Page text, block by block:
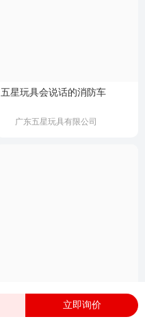
五星玩具会说话的消防车
广东五星玩具有限公司
五星玩具奶龙超市收银机
立即询价